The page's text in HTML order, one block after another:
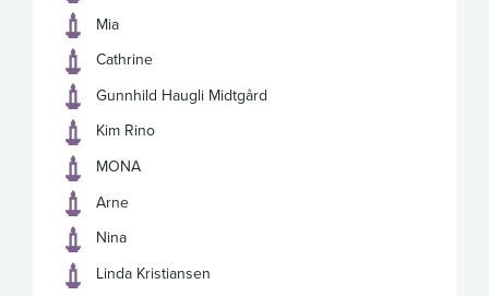
Mia
Cathrine
Gunnhild Haugli Midtgård
Kim Rino
MONA
Arne
Nina
Linda Kristiansen